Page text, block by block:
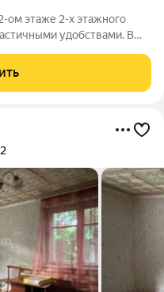
ом этаже 2-х этажного
удобствами. В
школа, магазин.